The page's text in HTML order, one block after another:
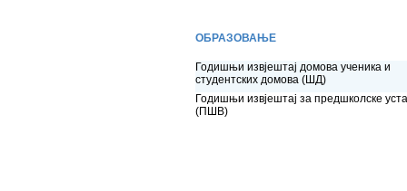
ОБРАЗОВАЊЕ
Годишњи извјештај домова ученика и
студентских домова (ШД)
Годишњи извјештај за предшколске
(ПШВ)